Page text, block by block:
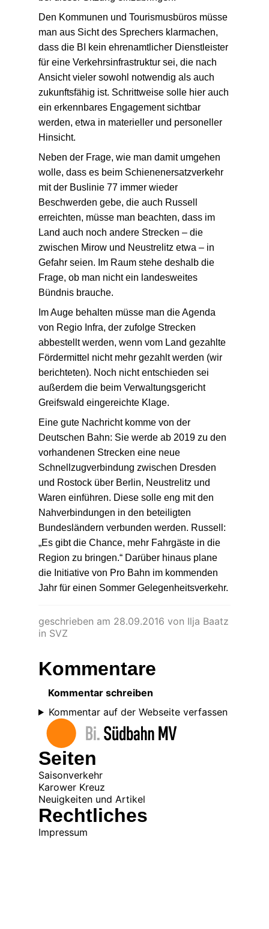
Den Kommunen und Tourismusbüros müsse
man aus Sicht des Sprechers klarmachen,
dass die BI kein ehrenamtlicher Dienstleister
für eine Verkehrsinfrastruktur sei, die nach
Ansicht vieler sowohl notwendig als auch
zukunftsfähig ist. Schrittweise solle hier auch
ein erkennbares Engagement sichtbar
werden, etwa in materieller und personeller
Neben der Frage, wie man damit umgehen
wolle, dass es beim Schienenersatzverkehr
mit der Buslinie 77 immer wieder
Beschwerden gebe, die auch Russell
erreichten, müsse man beachten, dass im
Land auch noch andere Strecken – die
zwischen Mirow und Neustrelitz etwa – in
Gefahr seien. Im Raum stehe deshalb die
Frage, ob man nicht ein landesweites
Im Auge behalten müsse man die Agenda
von Regio Infra, der zufolge Strecken
abbestellt werden, wenn vom Land gezahlte
Fördermittel nicht mehr gezahlt werden (wir
berichteten). Noch nicht entschieden sei
außerdem die beim Verwaltungsgericht
Eine gute Nachricht komme von der
Deutschen Bahn: Sie werde ab 2019 zu den
vorhandenen Strecken eine neue
Schnellzugverbindung zwischen Dresden
und Rostock über Berlin, Neustrelitz und
Waren einführen. Diese solle eng mit den
Nahverbindungen in den beteiligten
Bundesländern verbunden werden. Russell:
„Es gibt die Chance, mehr Fahrgäste in die
Region zu bringen.“ Darüber hinaus plane
die Initiative von Pro Bahn im kommenden
geschrieben am
Kommentare
Kommentar schreiben
Kommentar auf der Webseite verfassen
Seiten
Saisonverkehr
Karower Kreuz
Neuigkeiten und Artikel
Rechtliches